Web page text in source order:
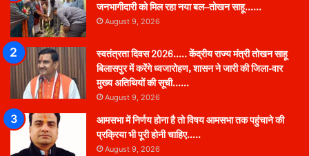
जनभागीदारी को मिल रहा नया बल–तोखन साहू……
August 9, 2026
स्वतंत्रता दिवस 2026….. केंद्रीय राज्य मंत्री तोखन साहू
बिलासपुर में करेंगे ध्वजारोहण, शासन ने जारी की जिला-वार
मुख्य अतिथियों की सूची……
August 9, 2026
आमसभा में निर्णय होना है तो विषय आमसभा तक पहुंचाने की
प्रक्रिया भी पूरी होनी चाहिए…..
August 9, 2026